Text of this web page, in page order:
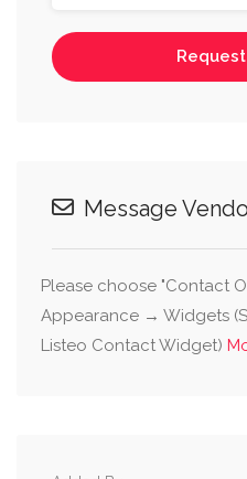
Message
Please choose "Contact
Appearance → Widgets
Listeo Contact Widget)